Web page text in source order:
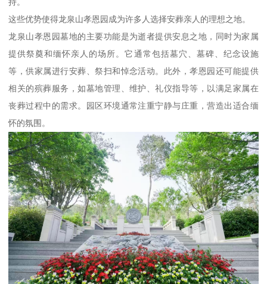
这些优势使得龙泉山孝恩园成为许多人选择安葬亲人的理想之地。
龙泉山孝恩园墓地的主要功能是为逝者提供安息之地，同时为家属
提供祭奠和缅怀亲人的场所。它通常包括墓穴、墓碑、纪念设施
等，供家属进行安葬、祭扫和悼念活动。此外，孝恩园还可能提供
相关的殡葬服务，如墓地管理、维护、礼仪指导等，以满足家属在
丧葬过程中的需求。园区环境通常注重宁静与庄重，营造出适合缅
怀的氛围。